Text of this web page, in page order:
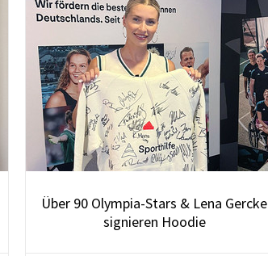
Über 90 Olympia-Stars & Lena Gercke
signieren Hoodie